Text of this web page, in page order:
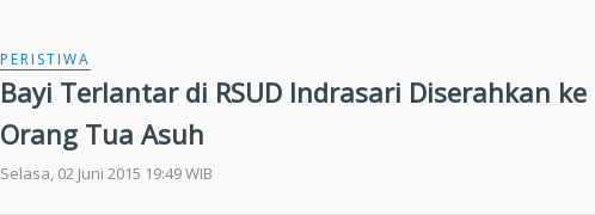
PERISTIWA
Bayi Terlantar di RSUD Indrasari Diserahkan ke
Orang Tua Asuh
Selasa, 02 Juni 2015 19:49 WIB